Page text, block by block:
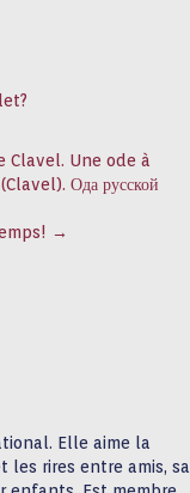
Clavel. Une ode à
Ода русской
→
Elle aime la
les rires entre amis, sa